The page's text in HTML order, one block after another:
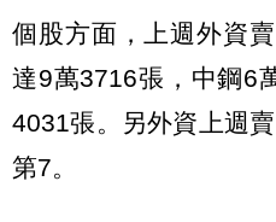
個股方面，上週外資
達9萬3716張，中鋼6
4031張。另外資上週
第7。